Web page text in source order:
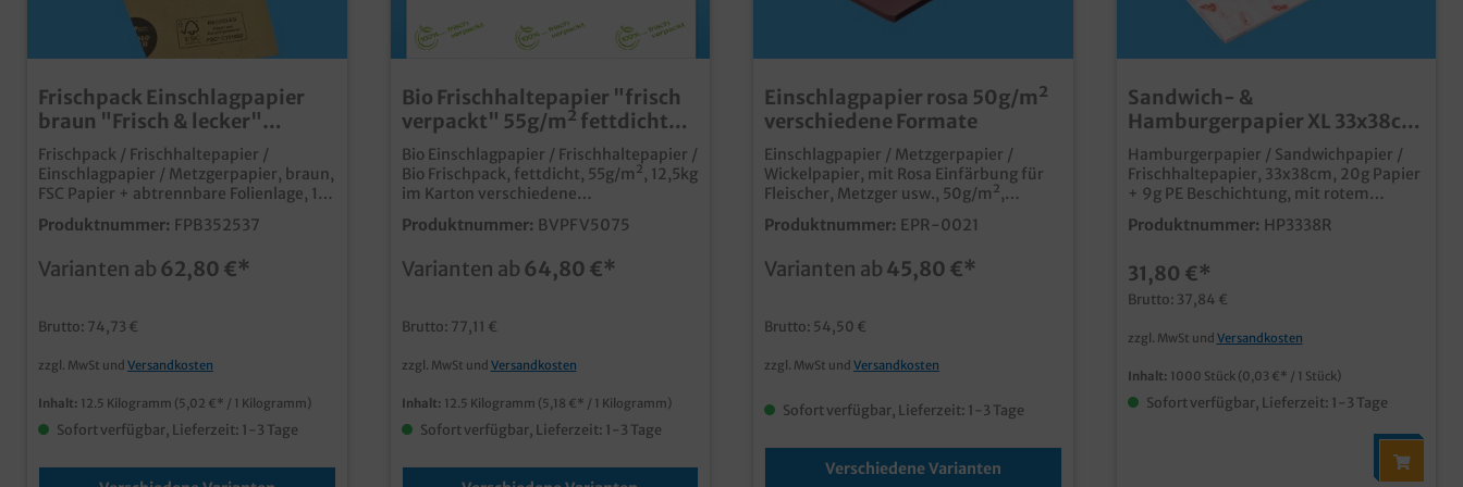
Frischpack Einschlagpapier
braun "Frisch & lecker"
35g/m² 12,5kg verschiedene
Formate
Frischpack / Frischhaltepapier /
Einschlagpapier / Metzgerpapier, braun,
FSC Papier + abtrennbare Folienlage, 1/4
und 1/8 Bogen zur Auswahl, 12.5kg im
Karton (ca. 2500 1/8 Boden, 1250 1/4
Einschlagpapiermit abtrennbarer
zertifizierter Forstwirtschafteinfache
für Fleisch, Wurst, Käse, Fisch,
Produktnummer: FPB352537
Varianten ab 62,80 €*
Brutto: 74,73 €
zzgl. MwSt und Versandkosten
Inhalt: 12.5 Kilogramm (5,02 €* / 1 Kilogramm)
Sofort verfügbar, Lieferzeit: 1-3 Tage
Bio Frischhaltepapier "frisch
verpackt" 55g/m² fettdicht
12,5kg
Bio Einschlagpapier / Frischhaltepapier /
Bio Frischpack, fettdicht, 55g/m², 12,5kg
im Karton verschiedene
Zuschnittsgrößen gemäß Auswahl* 1/8
Bogen 25x37cm ca. 3000 Blatt / *1/4
Bogen 50x75cm ca. 740 Blatt die
Kunststofflage biologisch abbaubares
Grammatur hoher KIT Faktor für
Feuchtigkeitsdichtigkeit mit modernem
Neutralmotiv "frisch verpackt" im
individuell bedruckbar, fragen Sie
Produktnummer: BVPFV5075
Varianten ab 64,80 €*
Brutto: 77,11 €
zzgl. MwSt und Versandkosten
Inhalt: 12.5 Kilogramm (5,18 €* / 1 Kilogramm)
Sofort verfügbar, Lieferzeit: 1-3 Tage
Einschlagpapier rosa 50g/m²
verschiedene Formate
Einschlagpapier / Metzgerpapier /
Wickelpapier, mit Rosa Einfärbung für
Fleischer, Metzger usw., 50g/m²,
verschiedene Formate und
Abpackungen gemäß Auswahlgünstiges
bei Metzgern und Feinkosthändlernim
Produktnummer: EPR-0021
Varianten ab 45,80 €*
Brutto: 54,50 €
zzgl. MwSt und Versandkosten
Sofort verfügbar, Lieferzeit: 1-3 Tage
Verschiedene Varianten
Sandwich- &
Hamburgerpapier XL 33x38cm
rot/weiß fettdicht 1000St
Hamburgerpapier / Sandwichpapier /
Frischhaltepapier, 33x38cm, 20g Papier
+ 9g PE Beschichtung, mit rotem
Neutraldruck, fettdicht, 1000 Blatt im
Karton praktische fettdichte Zuschnitte
Sandwiches, Wraps & Co. 33x38cm, ideal
für extra große Burger ansprechendes
Neutralmotiv individuell bedruckbar ab
50.000 Blatt, senden Sie uns einfach
eine Druckanfrage
Produktnummer: HP3338R
31,80 €*
Brutto: 37,84 €
zzgl. MwSt und Versandkosten
Inhalt: 1000 Stück (0,03 €* / 1 Stück)
Sofort verfügbar, Lieferzeit: 1-3 Tage